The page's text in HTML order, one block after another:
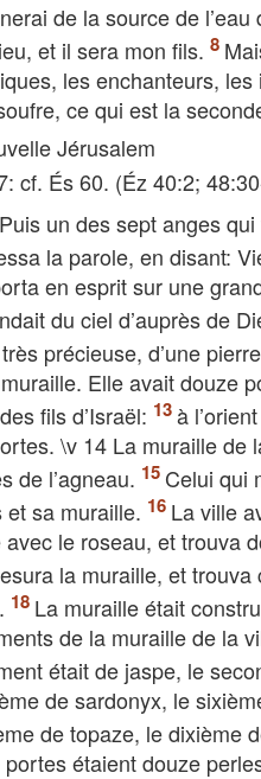
de la source de
et il sera mon fils.
les enchanteurs,
ce qui est la
Jérusalem
cf. És 60. (Éz 40:2;
Puis un des sept anges
la parole, en disant:
en esprit sur une
du ciel d’auprès de
précieuse, d’une
Elle avait douze
fils d’Israël:
à
\v 14 La muraille de
de l’agneau.
Celui qui
et sa muraille.
La ville
avec le roseau, et trouva
la muraille, et
La muraille était
de la muraille de la
était de jaspe, le
de sardonyx, le
de topaze, le dixième
étaient douze